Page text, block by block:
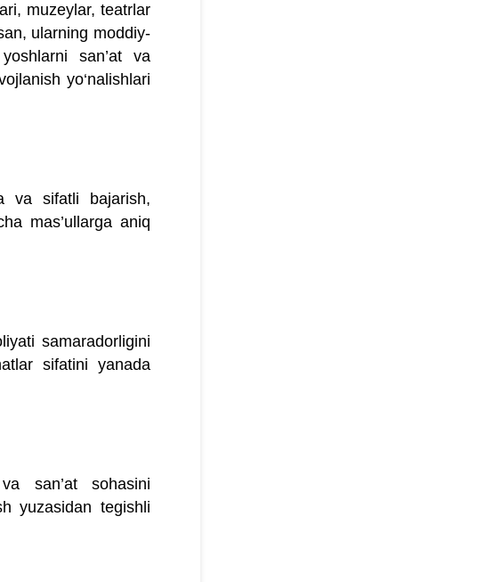
muzeylar, teatrlar
ularning moddiy-
san’at va
yo‘nalishlari
va sifatli bajarish,
mas’ullarga aniq
samaradorligini
sifatini yanada
san’at sohasini
yuzasidan tegishli